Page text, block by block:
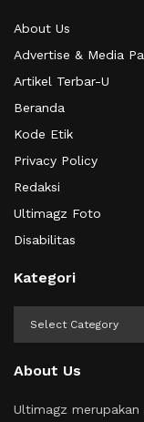
About Us
Advertise & Media
Artikel Terbar-U
Beranda
Kode Etik
Privacy Policy
Redaksi
Ultimagz Foto
Disabilitas
Kategori
About Us
Ultimagz